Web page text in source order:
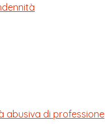
abusiva di professione